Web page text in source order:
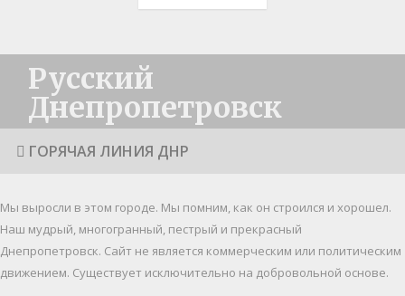
Русский
Днепропетровск
ГОРЯЧАЯ ЛИНИЯ ДНР
Мы выросли в этом городе. Мы помним, как он строился и хорошел.
Наш мудрый, многогранный, пестрый и прекрасный
Днепропетровск. Cайт не является коммерческим или политическим
движением. Существует исключительно на добровольной основе.